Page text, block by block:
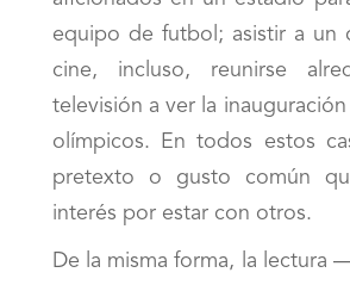
equipo de futbol; asistir a un
cine, incluso, reunirse
televisión a ver la
olímpicos. En todos estos
pretexto o gusto común
interés por estar con otros.
De la misma forma, la lectura